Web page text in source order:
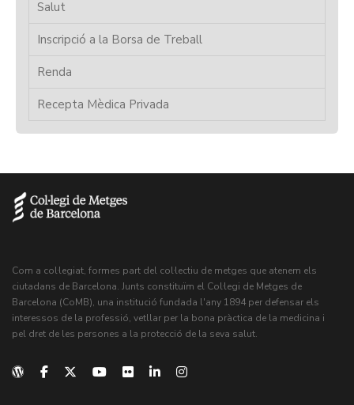
Salut
Inscripció a la Borsa de Treball
Renda
Recepta Mèdica Privada
Com a col·legiat, formes part del col·lectiu de metges que atenem els
ciutadans de Barcelona. Junts constituïm el Col·legi de Metges de
Barcelona (CoMB), una institució fundada l'any 1894 per defensar els
interessos de la professió, vetllar per la bona pràctica de la medicina i
pel dret de les persones a la protecció de la seva salut.